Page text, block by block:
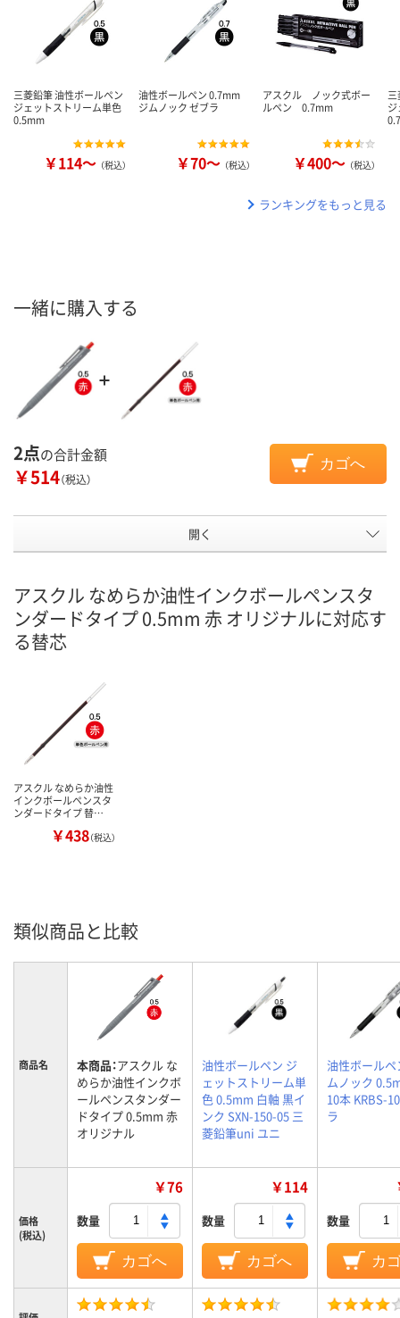
三菱鉛筆 油性ボールペン
ジェットストリーム単色
0.5mm
￥114～ （税込）
油性ボールペン 0.7mm
ジムノック ゼブラ
￥70～ （税込）
アスクル ノック式ボー
ルペン 0.7mm
￥400～ （税込）
ランキングをもっと見る
一緒に購入する
2点の合計金額
￥514（税込）
カゴへ
開く
アスクル なめらか油性インクボールペンスタ
ンダードタイプ 0.5mm 赤 オリジナルに対応す
る替芯
アスクル なめらか油性
インクボールペンスタ
ンダードタイプ 替…
￥438（税込）
類似商品と比較
商品名 本商品：アスクル な
めらか油性インクボ
ールペンスタンダー
ドタイプ 0.5mm 赤
オリジナル
油性ボールペン ジ
ェットストリーム単
色 0.5mm 白軸 黒イ
ンク SXN-150-05 三
菱鉛筆uni ユニ
油性ボールペ
ムノック
10本 KRBS-
ラ
価格
(税込)
￥76
数量
カゴへ
￥114
数量
カゴへ
数量
カ